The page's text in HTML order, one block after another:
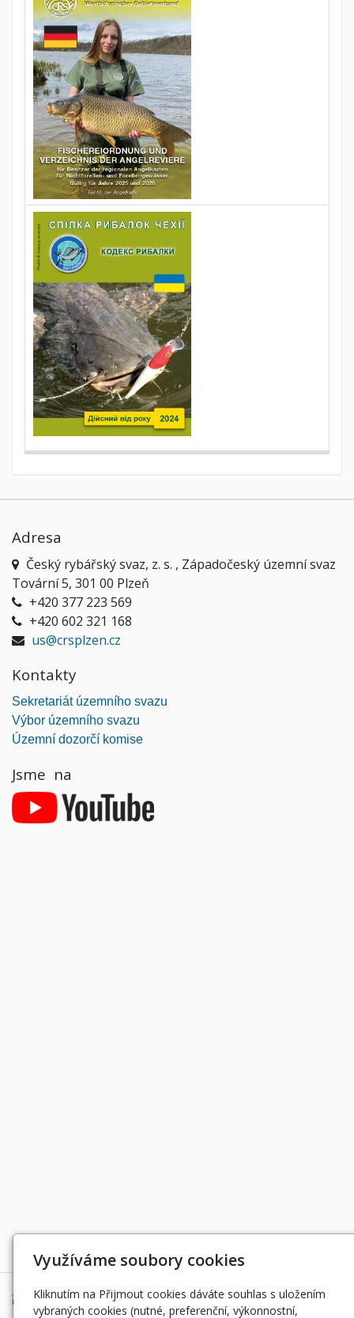
Adresa
Český rybářský svaz, z. s. , Západočeský územní svaz
Tovární 5, 301 00 Plzeň
+420 377 223 569
+420 602 321 168
us@crsplzen.cz
Kontakty
Sekretariát územního svazu
Výbor územního svazu
Územní dozorčí komise
Jsme na
Děkujeme za podporu
Využíváme soubory cookies
Kliknutím na Přijmout cookies dáváte souhlas s uložením
vybraných cookies (nutné, preferenční, výkonnostní,